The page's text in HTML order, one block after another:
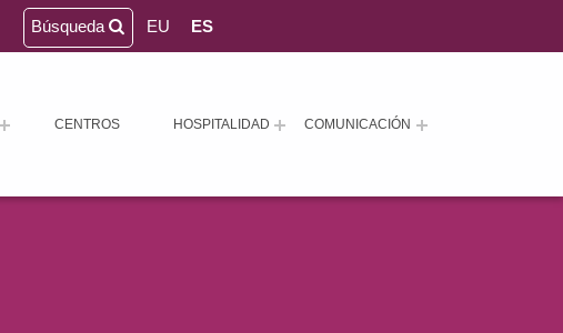
CENTROS HOSPITALIDAD COMUNICACIÓN
Búsqueda EU ES